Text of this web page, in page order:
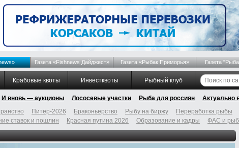
Газета «Fishnews Дайджест» Газета «Рыбак Приморья» Газета
Крабовые квоты Инвестквоты Рыбный клуб
И вновь — аукционы Лососевые участки Рыба для россиян
Актуально
Питер-2026 Браконьерство Рыбу на биржу Переработка рыбы
ставок и пошлин Красная путина 2026 Образование и кадры ФАС и